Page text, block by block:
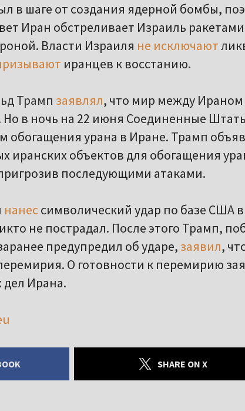
в шаге от создания ядерной бомбы,
Иран обстреливает Израиль
Власти Израиля не исключают
иранцев к восстанию.
Трамп заявлял, что мир между
в ночь на 22 июня Соединенные
обогащения урана в Иране. Трамп
иранских объектов для обогащения
последующими атаками.
нанессимволический удар по базе США
не пострадал. После этого Трамп,
предупредил об ударе, заявил,
О готовности к перемирию
Ирана.
SHARE ON X